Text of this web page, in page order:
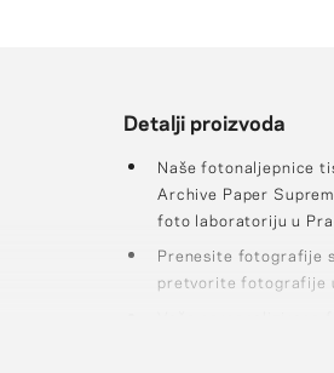
Detalji proizvoda
Naše fotonaljepnice
Archive Paper
foto laboratoriju u
Prenesite fotografije s
pretvorite fotografije